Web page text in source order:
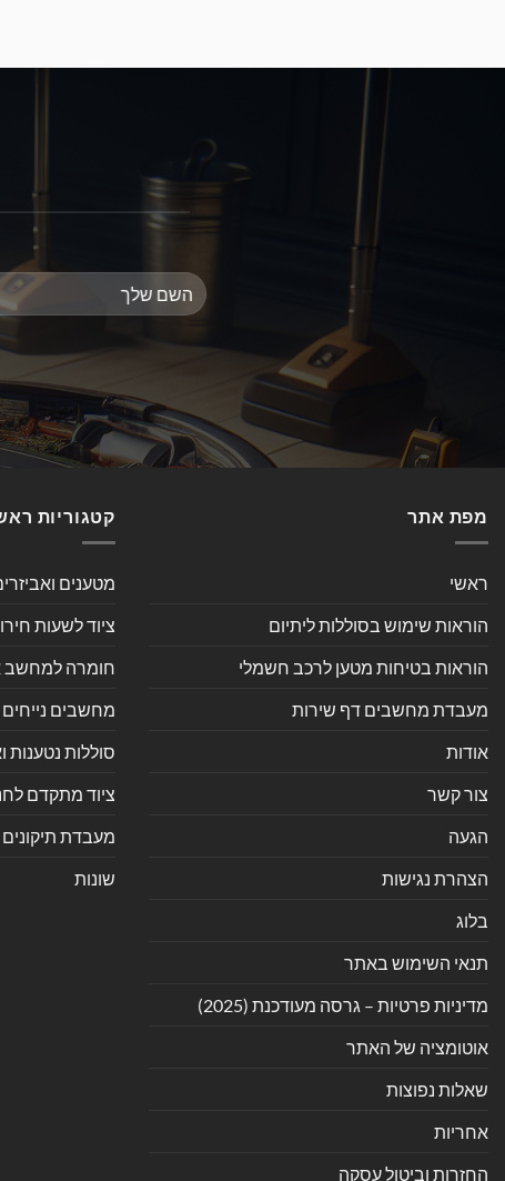
מפת אתר
ראשי
הוראות שימוש בסוללות ליתיום
הוראות בטיחות מטען לרכב חשמלי
מעבדת מחשבים דף שירות
אודות
צור קשר
הגעה
הצהרת נגישות
בלוג
תנאי השימוש באתר
מדיניות פרטיות – גרסה מעודכנת (2025)
אוטומציה של האתר
שאלות נפוצות
אחריות
החזרות וביטול עסקה
קטגוריות
מטענים
ציוד לשעות
חומרה למחשב
מחשבים נייחים
סוללות נטענות
ציוד מתקדם
מעבדת תיקונים
שונות